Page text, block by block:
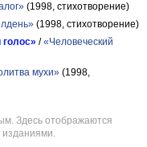
(1998, стихотворение)
(1998, стихотворение)
/«Человеческий
мухи» (1998,
Здесь отображаются
изданиями.